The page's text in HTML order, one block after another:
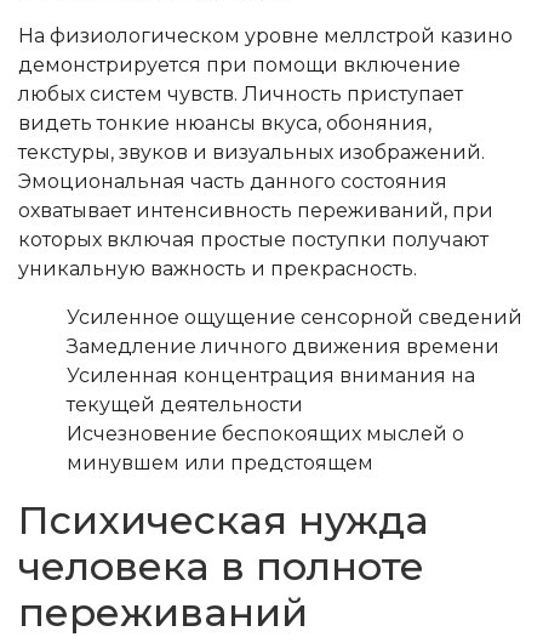
На физиологическом уровне меллстрой казино
демонстрируется при помощи включение
любых систем чувств. Личность приступает
видеть тонкие нюансы вкуса, обоняния,
текстуры, звуков и визуальных изображений.
Эмоциональная часть данного состояния
охватывает интенсивность переживаний, при
которых включая простые поступки получают
уникальную важность и прекрасность.
Усиленное ощущение сенсорной сведений
Замедление личного движения времени
Усиленная концентрация внимания на
текущей деятельности
Исчезновение беспокоящих мыслей о
минувшем или предстоящем
Психическая нужда
человека в полноте
переживаний